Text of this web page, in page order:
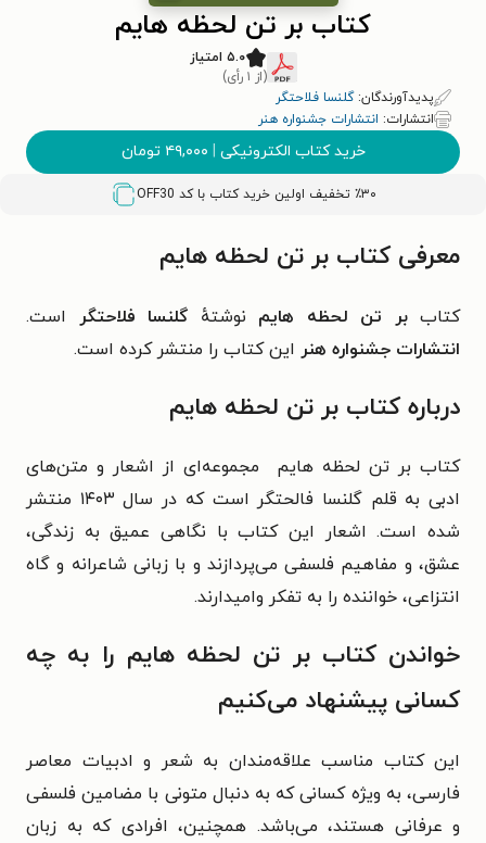
کتاب بر تن لحظه هایم
۵.۰ امتیاز
(از ۱ رأی)
پدیدآورندگان:گلنسا فلاحتگر
انتشارات: انتشارات جشنواره هنر
خرید کتاب الکترونیکی | ۴۹,۰۰۰ تومان
٪۳۰ تخفیف اولین خرید کتاب با کد OFF30
معرفی کتاب بر تن لحظه هایم
کتاببر تن لحظه هایم نوشتهٔ گلنسا فلاحتگر
است.
انتشارات جشنواره هنر این کتاب را منتشر کرده است.
درباره کتاب بر تن لحظه هایم
کتاب بر تن لحظه هایم مجموعه‌ای از اشعار و متن‌های
ادبی به قلم گلنسا فالحتگر است که در سال ۱۴۰۳ منتشر
شده است. اشعار این کتاب با نگاهی عمیق به زندگی،
عشق، و مفاهیم فلسفی می‌پردازند و با زبانی شاعرانه و گاه
انتزاعی، خواننده را به تفکر وامیدارند.
خواندن کتاب بر تن لحظه هایم را به چه
کسانی پیشنهاد می‌کنیم
این کتاب مناسب علاقه‌مندان به شعر و ادبیات معاصر
فارسی، به ویژه کسانی که به دنبال متونی با مضامین فلسفی
و عرفانی هستند، می‌باشد. همچنین، افرادی که به زبان